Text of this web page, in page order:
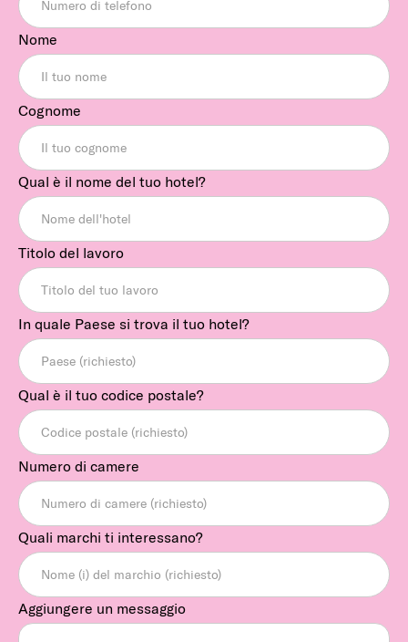
Nome
Cognome
Qual è il nome del tuo hotel?
Titolo del lavoro
In quale Paese si trova il tuo hotel?
Qual è il tuo codice postale?
Numero di camere
Quali marchi ti interessano?
Aggiungere un messaggio